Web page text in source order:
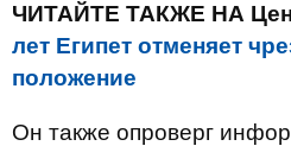
ЧИТАЙТЕ ТАКЖЕ НА
лет Египет отменяет
положение
Он также опроверг